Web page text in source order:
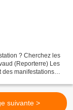
? Cherchez les
(Reporterre) Les
des manifestations
suivante >